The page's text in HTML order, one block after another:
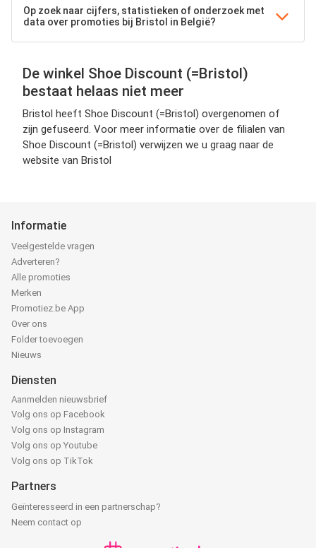
Op zoek naar cijfers, statistieken of onderzoek met
data over promoties bij Bristol in België?
De winkel Shoe Discount (=Bristol)
bestaat helaas niet meer
Bristol heeft Shoe Discount (=Bristol) overgenomen of
zijn gefuseerd. Voor meer informatie over de filialen van
Shoe Discount (=Bristol) verwijzen we u graag naar de
website van Bristol
Informatie
Veelgestelde vragen
Adverteren?
Alle promoties
Merken
Promotiez.be App
Over ons
Folder toevoegen
Nieuws
Diensten
Aanmelden nieuwsbrief
Volg ons op Facebook
Volg ons op Instagram
Volg ons op Youtube
Volg ons op TikTok
Partners
Geïnteresseerd in een partnerschap?
Neem contact op